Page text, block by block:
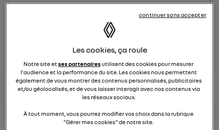
12:51
Véhicules
posez une question
conseils Renault
consultez les
conseils
similaires
voir tous les
conseils
Les cookies, ça roule
Notre site etses partenairesutilisent des cookies pour mesurer
l'audience et la performance du site. Les cookies nous permettent
également de vous montrer des contenus personnalisés, publicitaires
et/ou géolocalisés, et de vous laisser interagir avec nos contenus via
les réseaux sociaux.
À tout moment, vous pourrez modifier vos choix dans la rubrique
"Gérer mes cookies" de notre site.
continuer sans accepter